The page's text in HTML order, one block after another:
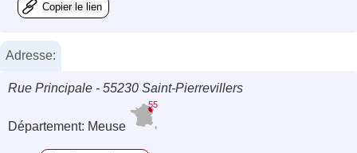
Copier le lien
Adresse:
Rue Principale - 55230 Saint-Pierrevillers
Département: Meuse
55